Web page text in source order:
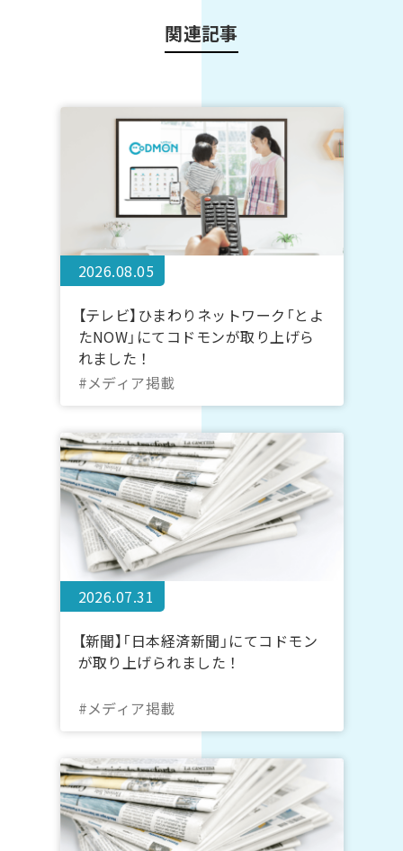
関連記事
2026.08.05
【テレビ】ひまわりネットワーク「とよ
たNOW」にてコドモンが取り上げら
れました！
#メディア掲載
2026.07.31
【新聞】「日本経済新聞」にてコドモン
が取り上げられました！
#メディア掲載